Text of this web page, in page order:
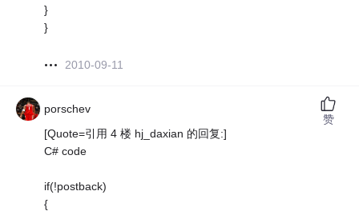
}
}
2010-09-11
porschev
[Quote=引用 4 楼 hj_daxian 的回复:]
C# code
if(!postback)
{
赞